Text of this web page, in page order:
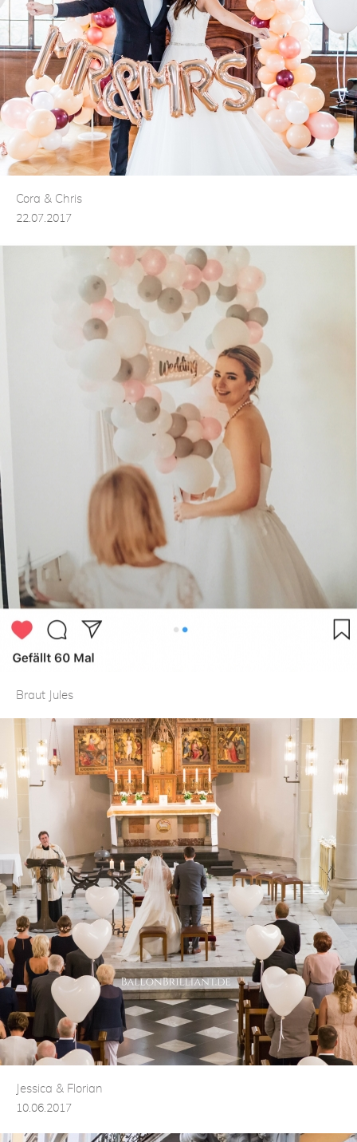
Cora & Chris
22.07.2017
Braut Jules
Jessica & Florian
10.06.2017